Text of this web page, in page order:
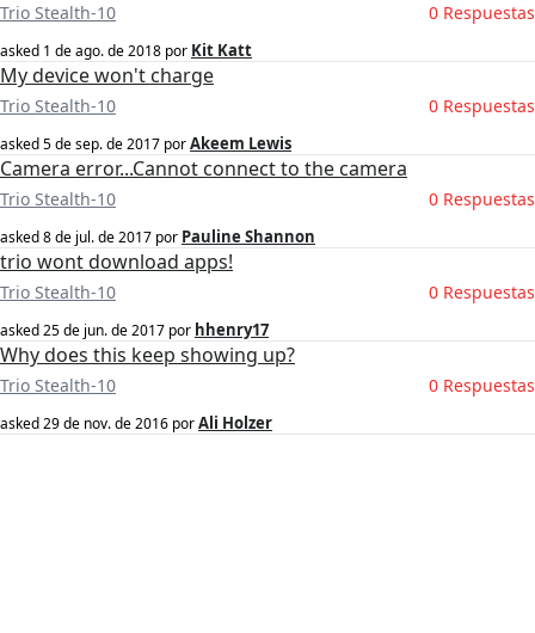
Trio Stealth-10 0 Respuestas
asked 1 de ago. de 2018 por Kit Katt
My device won't charge
Trio Stealth-10 0 Respuestas
asked5 de sep. de 2017 porAkeem Lewis
Camera error...Cannot connect to the camera
Trio Stealth-10 0 Respuestas
asked8 de jul. de 2017 por Pauline Shannon
trio wont download apps!
Trio Stealth-10 0 Respuestas
asked25 de jun. de 2017 por hhenry17
Why does this keep showing up?
Trio Stealth-10 0 Respuestas
asked29 de nov. de 2016 porAli Holzer